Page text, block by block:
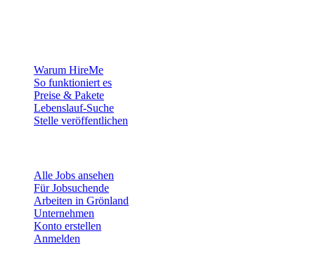
Warum HireMe
So funktioniert es
Preise & Pakete
Lebenslauf-Suche
Stelle veröffentlichen
Alle Jobs ansehen
Für Jobsuchende
Arbeiten in Grönland
Unternehmen
Konto erstellen
Anmelden